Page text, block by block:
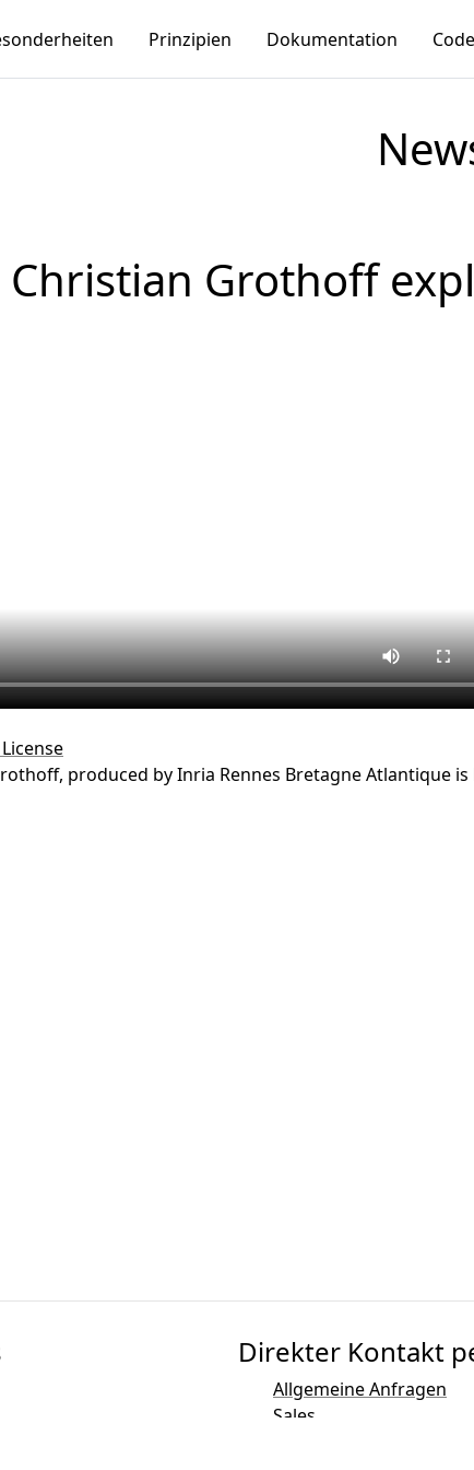
Prinzipien Dokumentation
Christian Grothoff
produced by Inria Rennes Bretagne Atlantique is
Direkter Kontakt
Allgemeine Anfragen
Sales